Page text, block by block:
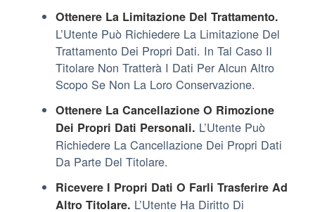
Ottenere La Limitazione Del Trattamento.
L’Utente Può Richiedere La Limitazione Del
Trattamento Dei Propri Dati. In Tal Caso Il
Titolare Non Tratterà I Dati Per Alcun Altro
Scopo Se Non La Loro Conservazione.
Ottenere La Cancellazione O Rimozione
Dei Propri Dati Personali. L’Utente Può
Richiedere La Cancellazione Dei Propri Dati
Da Parte Del Titolare.
Ricevere I Propri Dati O Farli Trasferire Ad
Altro Titolare. L’Utente Ha Diritto Di